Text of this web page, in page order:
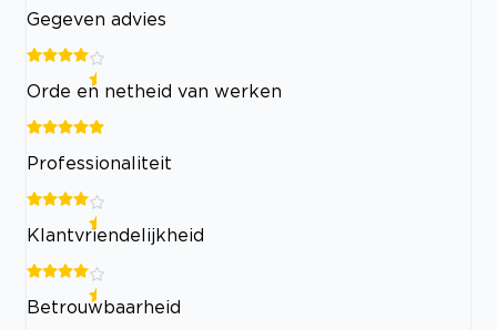
Gegeven advies
Orde en netheid van werken
Professionaliteit
Klantvriendelijkheid
Betrouwbaarheid